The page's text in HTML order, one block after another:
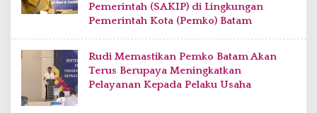
Pemerintah (SAKIP) di Lingkungan
Pemerintah Kota (Pemko) Batam
Rudi Memastikan Pemko Batam Akan
Terus Berupaya Meningkatkan
Pelayanan Kepada Pelaku Usaha